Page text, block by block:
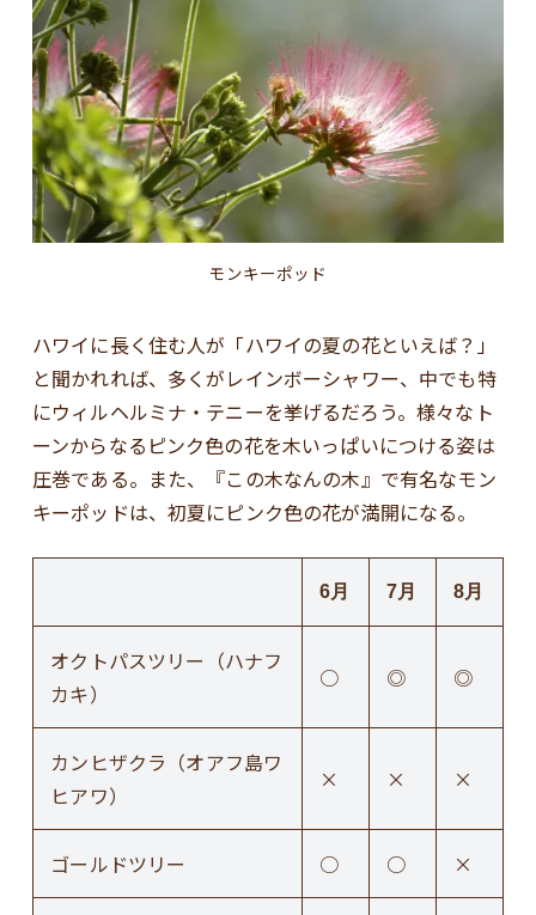
モンキーポッド
ハワイに長く住む人が「ハワイの夏の花といえば？」
と聞かれれば、多くがレインボーシャワー、中でも特
にウィルヘルミナ・テニーを挙げるだろう。様々なト
ーンからなるピンク色の花を木いっぱいにつける姿は
圧巻である。また、『この木なんの木』で有名なモン
キーポッドは、初夏にピンク色の花が満開になる。
6月 7月 8月
オクトパスツリー（ハナフ
カキ）
○ ◎ ◎
カンヒザクラ（オアフ島ワ
ヒアワ）
× × ×
ゴールドツリー ○ ○ ×